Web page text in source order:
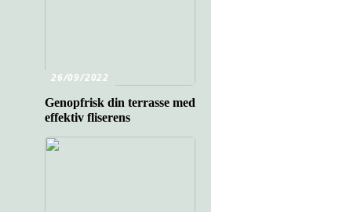
26/09/2022
Genopfrisk din terrasse med
effektiv fliserens